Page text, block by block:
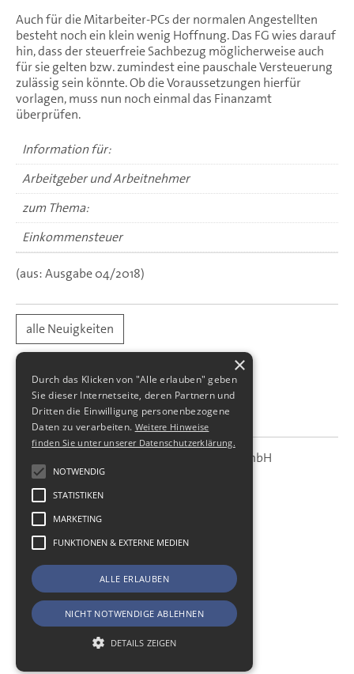
Auch für die Mitarbeiter-PCs der normalen Angestellten
besteht noch ein klein wenig Hoffnung. Das FG wies darauf
hin, dass der steuerfreie Sachbezug möglicherweise auch
für sie gelten bzw. zumindest eine pauschale Versteuerung
zulässig sein könnte. Ob die Voraussetzungen hierfür
vorlagen, muss nun noch einmal das Finanzamt
überprüfen.
Information für:
Arbeitgeber und Arbeitnehmer
zum Thema:
Einkommensteuer
(aus: Ausgabe 04/2018)
alle Neuigkeiten
SBS
SBS Richter, Trenner & Kollegen GmbH
Steuerberatungsgesellschaft
Hohe Straße 55
01187Dresden
Telefax:+49 (0) 351 - 87 32 699
E-Mail:kanzlei@sbsdresden.de
ESt-Helfer
Start
Impressum
Datenschutz
×
Durch das Klicken von "Alle erlauben" geben
Sie dieser Internetseite, deren Partnern und
Dritten die Einwilligung personenbezogene
Daten zu verarbeiten. Weitere Hinweise
finden Sie unter unserer Datenschutzerklärung.
NOTWENDIG
STATISTIKEN
MARKETING
FUNKTIONEN & EXTERNE MEDIEN
ALLE ERLAUBEN
NICHT NOTWENDIGE ABLEHNEN
DETAILS ZEIGEN